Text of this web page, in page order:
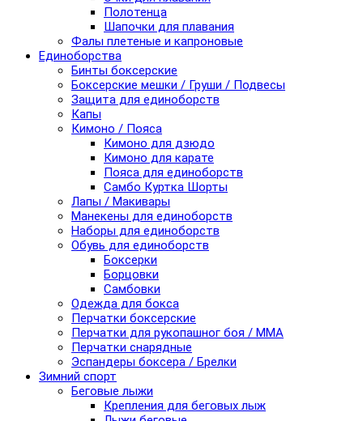
Полотенца
Шапочки для плавания
Фалы плетеные и капроновые
Единоборства
Бинты боксерские
Боксерские мешки / Груши / Подвесы
Защита для единоборств
Капы
Кимоно / Пояса
Кимоно для дзюдо
Кимоно для карате
Пояса для единоборств
Самбо Куртка Шорты
Лапы / Макивары
Манекены для единоборств
Наборы для единоборств
Обувь для единоборств
Боксерки
Борцовки
Самбовки
Одежда для бокса
Перчатки боксерские
Перчатки для рукопашног боя / ММА
Перчатки снарядные
Эспандеры боксера / Брелки
Зимний спорт
Беговые лыжи
Крепления для беговых лыж